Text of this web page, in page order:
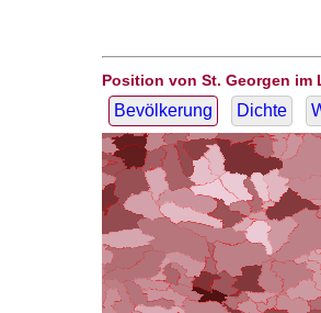
Position von St. Georgen im
Bevölkerung Dichte